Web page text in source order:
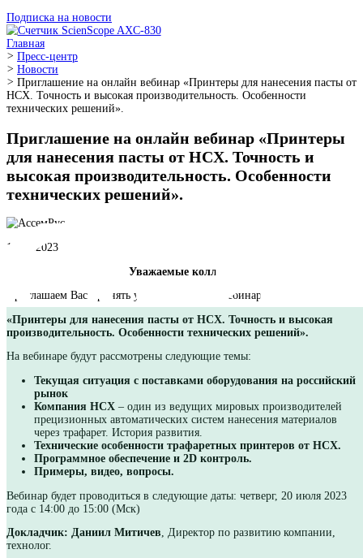
Подписка на новости
Главная
> Пресс-центр
> Новости
> Приглашение на онлайн вебинар «Принтеры для
HСX. Точность и высокая производительность. Особенности
Приглашение на онлайн вебинар
для нанесения пасты от HСX. Точность
высокая производительность.
технических решений».
17.07.2023
Уважаемые коллеги!
«Принтеры для нанесения пасты от HСX. Точность и
производительность. Особенности технических решений».
На вебинаре будут рассмотрены следующие темы:
Текущая ситуация с поставками оборудования на
рынок
Компания HCX– один из ведущих мировых
прецизионных автоматических систем нанесения
через трафарет. История развития.
Программное обеспечение и 2D контроль.